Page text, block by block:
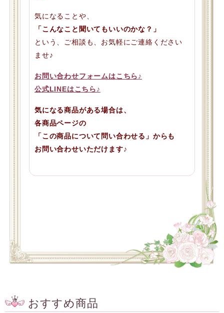
気になることや、
「こんなこと聞いてもいいのかな？」
という、ご相談も、お気軽にご連絡ください
ませ♪
お問い合わせフォームはこちら♪
公式LINEはこちら♪
気になる商品がある場合は、
各商品ページの
「この商品について問い合わせる」からも
お問い合わせいただけます♪
おすすめ商品